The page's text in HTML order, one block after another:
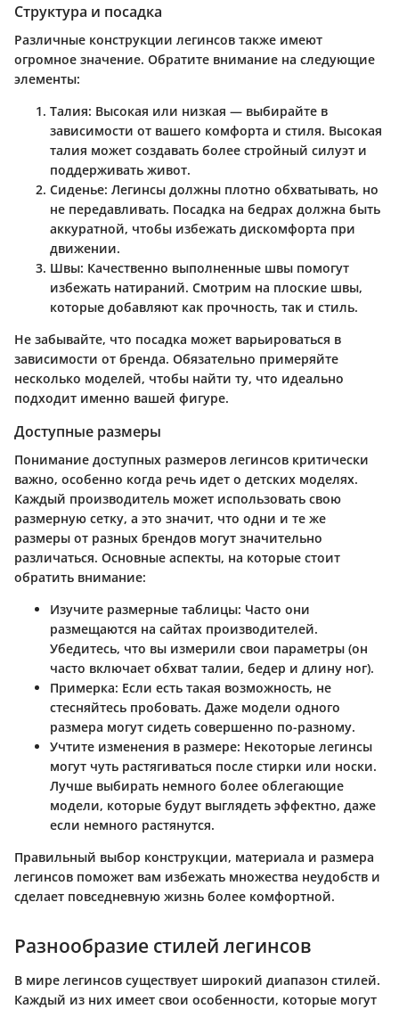
Структура и посадка
Различные конструкции легинсов также имеют
огромное значение. Обратите внимание на следующие
элементы:
Талия: Высокая или низкая — выбирайте в
зависимости от вашего комфорта и стиля. Высокая
талия может создавать более стройный силуэт и
поддерживать живот.
Сиденье: Легинсы должны плотно обхватывать, но
не передавливать. Посадка на бедрах должна быть
аккуратной, чтобы избежать дискомфорта при
движении.
Швы: Качественно выполненные швы помогут
избежать натираний. Смотрим на плоские швы,
которые добавляют как прочность, так и стиль.
Не забывайте, что посадка может варьироваться в
зависимости от бренда. Обязательно примеряйте
несколько моделей, чтобы найти ту, что идеально
подходит именно вашей фигуре.
Доступные размеры
Понимание доступных размеров легинсов критически
важно, особенно когда речь идет о детских моделях.
Каждый производитель может использовать свою
размерную сетку, а это значит, что одни и те же
размеры от разных брендов могут значительно
различаться. Основные аспекты, на которые стоит
обратить внимание:
Изучите размерные таблицы: Часто они
размещаются на сайтах производителей.
Убедитесь, что вы измерили свои параметры (он
часто включает обхват талии, бедер и длину ног).
Примерка: Если есть такая возможность, не
стесняйтесь пробовать. Даже модели одного
размера могут сидеть совершенно по-разному.
Учтите изменения в размере: Некоторые легинсы
могут чуть растягиваться после стирки или носки.
Лучше выбирать немного более облегающие
модели, которые будут выглядеть эффектно, даже
если немного растянутся.
Правильный выбор конструкции, материала и размера
легинсов поможет вам избежать множества неудобств и
сделает повседневную жизнь более комфортной.
Разнообразие стилей легинсов
В мире легинсов существует широкий диапазон стилей.
Каждый из них имеет свои особенности, которые могут